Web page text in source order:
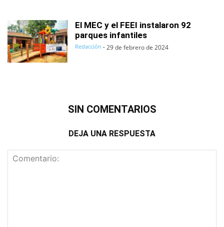
El MEC y el FEEI instalaron 92
parques infantiles
Redacción - 29 de febrero de 2024
SIN COMENTARIOS
DEJA UNA RESPUESTA